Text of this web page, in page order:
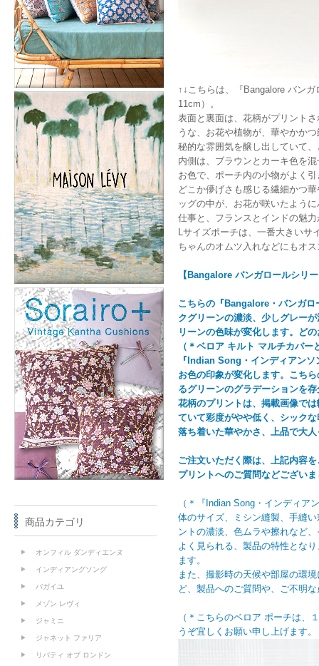
↑↓こちらは、『Bangalore バン
11cm）。
表面と裏面は、花柄がプリント
うな、お花や植物が、華やかか
秘的な雰囲気を醸し出していて
内側は、ブラウンとカーキ色を
お色で、ポーチ内の小物がよく
どこか儚げさも感じる繊細かつ
ッグの中が、お花が咲いたよう
仕事と、フランスとインドの魅
Lサイズポーチは、一番大きいサ
ちゃんのオムツ入れなどにもオ
【Bangalore バンガロールシリ
こちらの『Bangalore・バンガ
クグリーンの濃淡、少しグレー
リーンの色味が変化します。ど
（＊ベロア キルト マルチカバ
『Indian Song・インディアン
お色の印象が変化します。こち
るグリーンのグラデーションを
花柄のプリントは、掲載画像で
ていて彩度がやや低く、シック
落ち着いた華やかさ、上品で大
ご注文いただく際は、上記内容
プリントへのご質問などござい
（＊『Indian Song・インディ
体のサイズ、ミシン縫製、手縫
ントの濃淡、色ムラや擦れなど
よく見られる、製品の特性とな
ます。
また、撮影時の天候や部屋の環
ど、製品へのご質問や、ご不明
（＊こちらのベロア ポーチは、
うぞ宜しくお願い申し上げます
商品カテゴリ
オンフィル ダンディエンヌ
インディアングソング
バガイユ
メゾン レヴィ
ジャミニ
ジャネット ファリア
リバティ オブ ロンドン